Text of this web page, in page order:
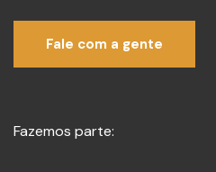
Fale com a gente
Fazemos parte: